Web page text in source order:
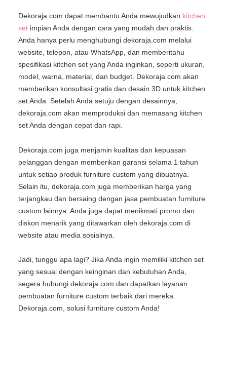
Dekoraja.com dapat membantu Anda mewujudkan kitchen
set impian Anda dengan cara yang mudah dan praktis.
Anda hanya perlu menghubungi dekoraja.com melalui
website, telepon, atau WhatsApp, dan memberitahu
spesifikasi kitchen set yang Anda inginkan, seperti ukuran,
model, warna, material, dan budget. Dekoraja.com akan
memberikan konsultasi gratis dan desain 3D untuk kitchen
set Anda. Setelah Anda setuju dengan desainnya,
dekoraja.com akan memproduksi dan memasang kitchen
set Anda dengan cepat dan rapi.
Dekoraja.com juga menjamin kualitas dan kepuasan
pelanggan dengan memberikan garansi selama 1 tahun
untuk setiap produk furniture custom yang dibuatnya.
Selain itu, dekoraja.com juga memberikan harga yang
terjangkau dan bersaing dengan jasa pembuatan furniture
custom lainnya. Anda juga dapat menikmati promo dan
diskon menarik yang ditawarkan oleh dekoraja.com di
website atau media sosialnya.
Jadi, tunggu apa lagi? Jika Anda ingin memiliki kitchen set
yang sesuai dengan keinginan dan kebutuhan Anda,
segera hubungi dekoraja.com dan dapatkan layanan
pembuatan furniture custom terbaik dari mereka.
Dekoraja.com, solusi furniture custom Anda!